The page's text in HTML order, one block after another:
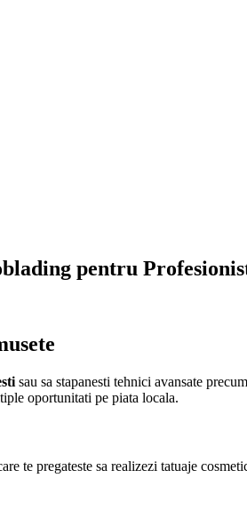
pentru
sau sa stapanesti tehnici avansate
oportunitati pe piata locala.
te pregateste sa realizezi tatuaje